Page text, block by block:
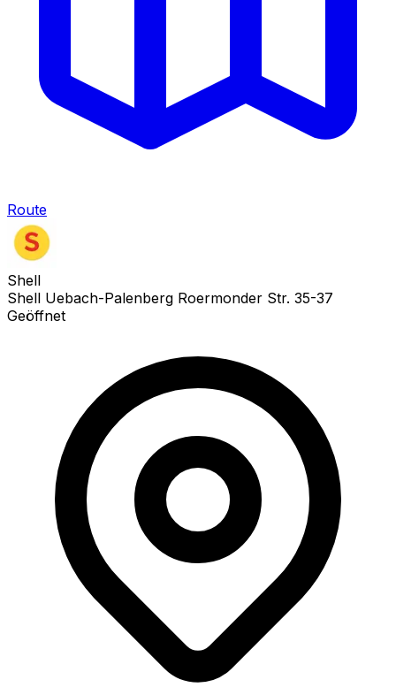
Route
Shell
Shell Uebach-Palenberg Roermonder Str. 35-37
Geöffnet